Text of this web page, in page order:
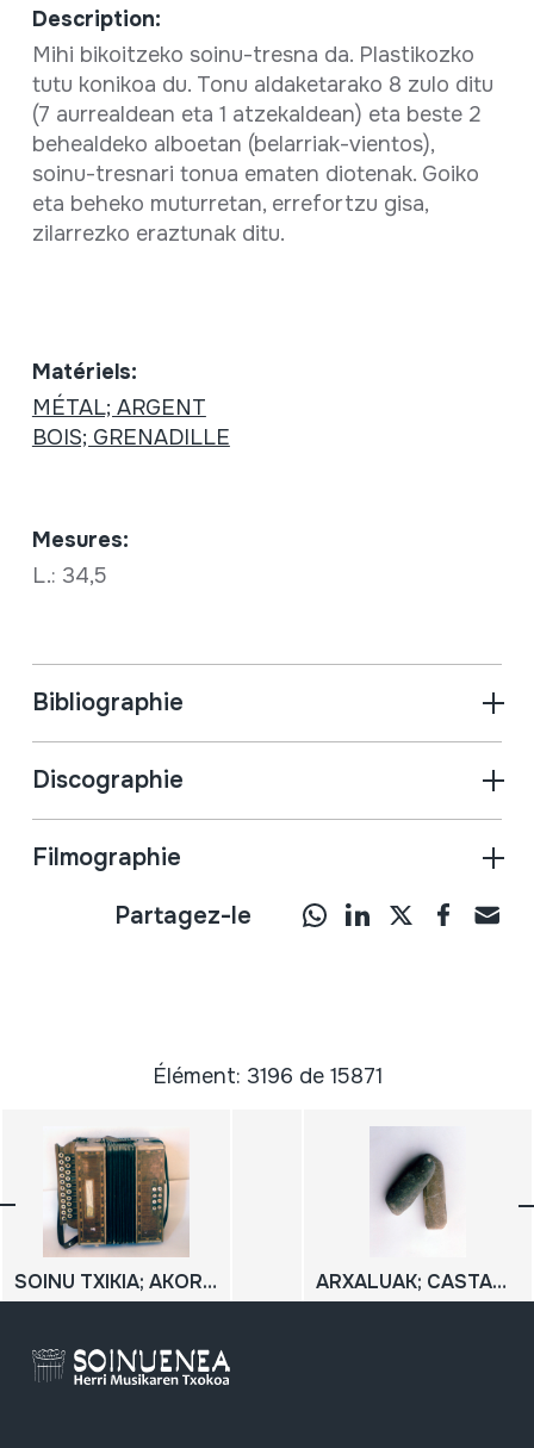
Description:
Mihi bikoitzeko soinu-tresna da. Plastikozko
tutu konikoa du. Tonu aldaketarako 8 zulo ditu
(7 aurrealdean eta 1 atzekaldean) eta beste 2
behealdeko alboetan (belarriak-vientos),
soinu-tresnari tonua ematen diotenak. Goiko
eta beheko muturretan, errefortzu gisa,
zilarrezko eraztunak ditu.
Matériels:
MÉTAL; ARGENT
BOIS; GRENADILLE
Mesures:
L.: 34,5
Bibliographie
Discographie
Filmographie
Partagez-le
Élément: 3196 de 15871
SOINU TXIKIA; AKORDEOI DIATONIKOA; TRIKITIXA ARXALUAK; CASTAÑUELAS DE PIEDRA; HARRIZKO KASTAÑUELAK